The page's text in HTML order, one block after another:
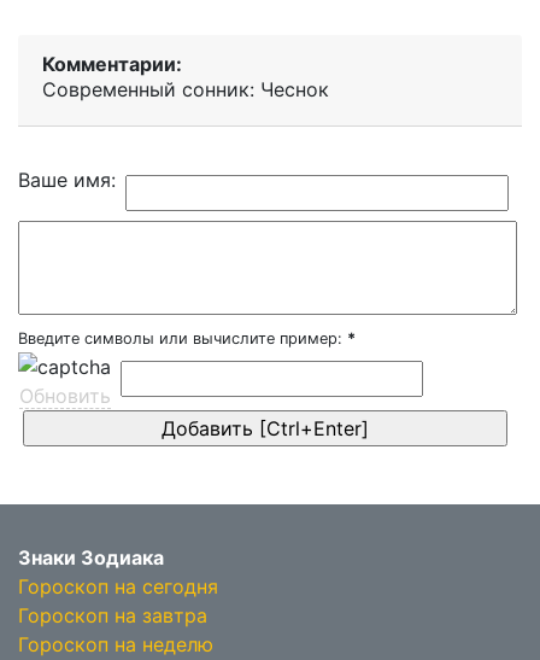
Комментарии:
Современный сонник: Чеснок
Ваше имя:
Введите символы или вычислите пример: *
Обновить
Знаки Зодиака
Гороскоп на сегодня
Гороскоп на завтра
Гороскоп на неделю